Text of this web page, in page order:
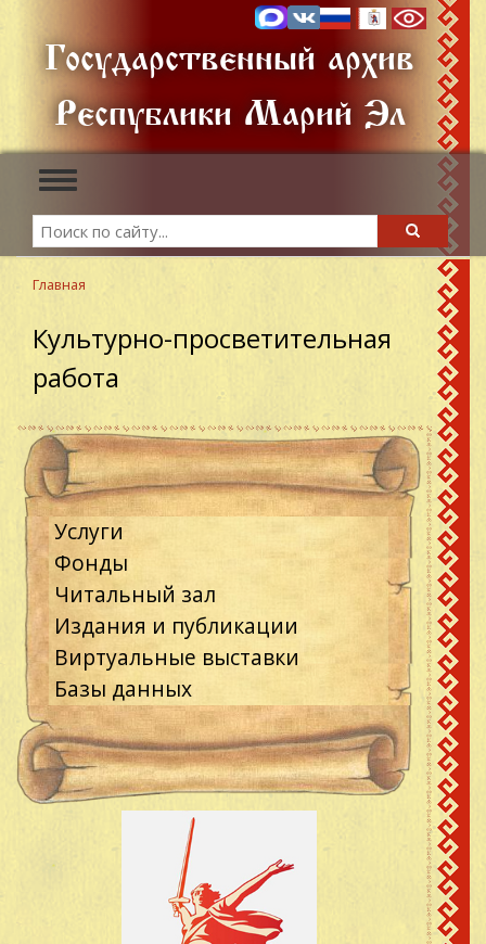
основному
содержанию
Государственный архив
Республики Марий Эл
Toggle
navigation
Search
Search
Главная
Культурно-просветительная
работа
Услуги
Фонды
Читальный зал
Издания и публикации
Виртуальные выставки
Базы данных